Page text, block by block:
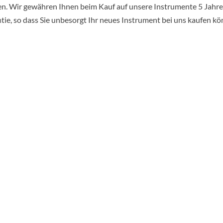
Wir gewähren Ihnen beim Kauf auf unsere Instrumente 5 Jahre
so dass Sie unbesorgt Ihr neues Instrument bei uns kaufen